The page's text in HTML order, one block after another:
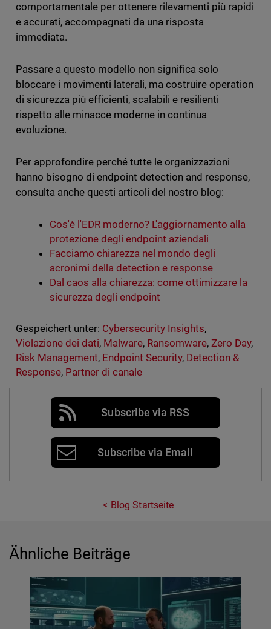
comportamentale per ottenere rilevamenti più rapidi
e accurati, accompagnati da una risposta
immediata.
Passare a questo modello non significa solo
bloccare i movimenti laterali, ma costruire operation
di sicurezza più efficienti, scalabili e resilienti
rispetto alle minacce moderne in continua
evoluzione.
Per approfondire perché tutte le organizzazioni
hanno bisogno di endpoint detection and response,
consulta anche questi articoli del nostro blog:
Cos'è l'EDR moderno? L'aggiornamento alla
protezione degli endpoint aziendali
Facciamo chiarezza nel mondo degli
acronimi della detection e response
Dal caos alla chiarezza: come ottimizzare la
sicurezza degli endpoint
Gespeichert unter: Cybersecurity Insights,
Violazione dei dati, Malware, Ransomware,Zero Day,
Risk Management, Endpoint Security, Detection &
Response, Partner di canale
Subscribe via RSS
Subscribe via Email
Blog Startseite
Ähnliche Beiträge